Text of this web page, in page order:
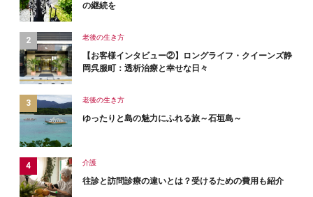
の継続を
老後の生き方
【お客様インタビュー②】ロングライフ・クイーンズ静
岡呉服町：透析治療と幸せな日々
老後の生き方
ゆったりと島の魅力にふれる旅～石垣島～
介護
往診と訪問診療の違いとは？受けるための費用も紹介